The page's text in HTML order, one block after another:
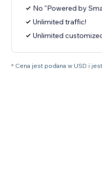
No "Powered by
Unlimited traffic!
Unlimited
* Cena jest podana w USD i